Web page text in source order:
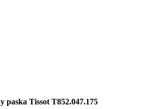
paska Tissot T852.047.175